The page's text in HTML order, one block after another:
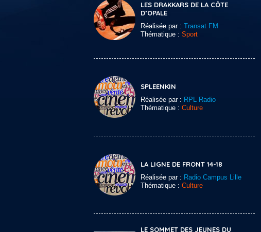
LES DRAKKARS DE LA CÔTE
D’OPALE
Réalisée par : Transat FM
Thématique : Sport
SPLEENKIN
Réalisée par : RPL Radio
Thématique : Culture
LA LIGNE DE FRONT 14-18
Réalisée par : Radio Campus Lille
Thématique : Culture
LE SOMMET DES JEUNES DU